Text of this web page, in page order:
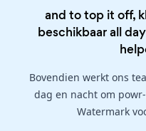
and to top it off,
beschikbaar all
Bovendien werkt ons
dag en nacht om
Watermark